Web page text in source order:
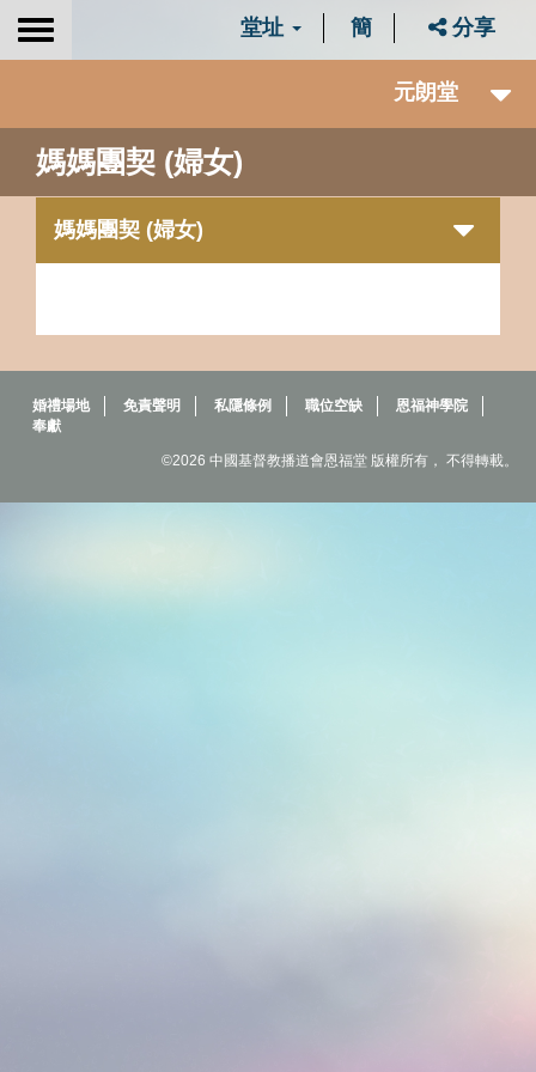
Toggle
堂址 簡 分享
元朗堂
媽媽團契 (婦女)
媽媽團契 (婦女)
婚禮場地 免責聲明 私隱條例 職位空缺
恩福神學院
奉獻
©2026 中國基督教播道會恩福堂 版權所有， 不得轉載。